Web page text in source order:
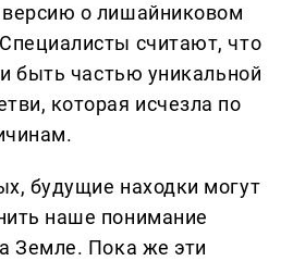
о лишайниковом
считают, что
быть частью уникальной
которая исчезла по
будущие находки могут
наше понимание
Земле. Пока же эти